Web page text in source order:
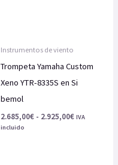
Instrumentos de viento
Trompeta Yamaha Custom
Xeno YTR-8335S en Si
bemol
2.685,00€ - 2.925,00€Rango
IVA
incluido